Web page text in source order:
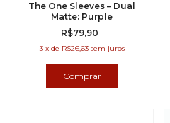
The One Sleeves – Dual
Matte: Purple
R$79,90
3 x de R$26,63 sem juros